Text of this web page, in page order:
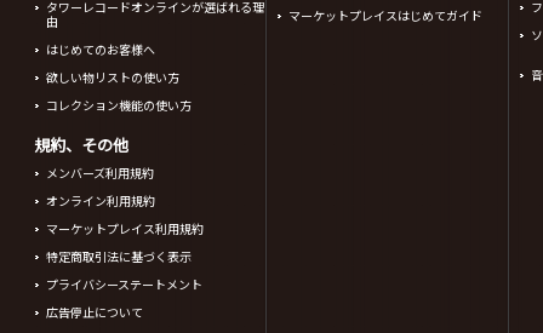
タワーレコードオンラインが選ばれる理
由
はじめてのお客様へ
欲しい物リストの使い方
コレクション機能の使い方
規約、その他
メンバーズ利用規約
オンライン利用規約
マーケットプレイス利用規約
特定商取引法に基づく表示
プライバシーステートメント
広告停止について
マーケットプレイスはじめてガイド